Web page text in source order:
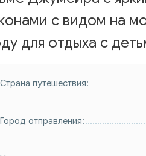
с видом на
для отдыха с
Страна путешествия:
Город отправления: